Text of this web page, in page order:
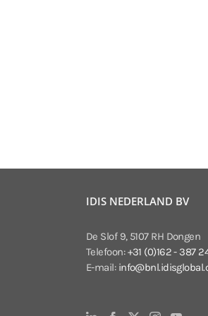
IDIS NEDERLAND BV
De Slof 9, 5107 RH Dongen
Telefoon:+31 (0)162 - 387
E-mail: